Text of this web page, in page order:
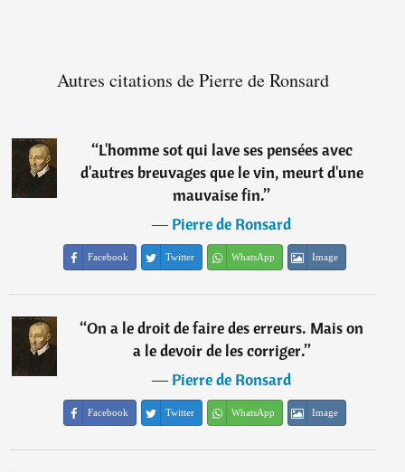
Autres citations de Pierre de Ronsard
“L'homme sot qui lave ses pensées avec
d'autres breuvages que le vin, meurt d'une
mauvaise fin.”
―Pierre de Ronsard
Facebook Twitter WhatsApp Image
“On a le droit de faire des erreurs. Mais on
a le devoir de les corriger.”
―Pierre de Ronsard
Facebook Twitter WhatsApp Image